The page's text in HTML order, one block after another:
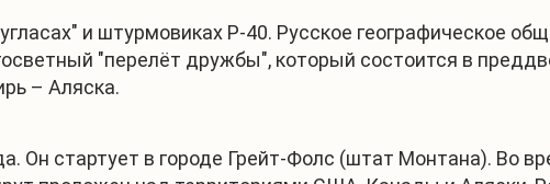
и штурмовиках Р-40. Русское географическое
"перелёт дружбы", который состоится в
– Аляска.
Он стартует в городе Грейт-Фолс (штат Монтана). Во